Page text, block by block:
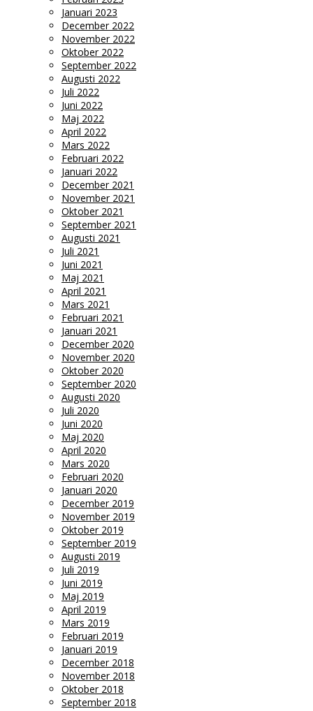
Januari 2023
December 2022
November 2022
Oktober 2022
September 2022
Augusti 2022
Juli 2022
Juni 2022
Maj 2022
April 2022
Mars 2022
Februari 2022
Januari 2022
December 2021
November 2021
Oktober 2021
September 2021
Augusti 2021
Juli 2021
Juni 2021
Maj 2021
April 2021
Mars 2021
Februari 2021
Januari 2021
December 2020
November 2020
Oktober 2020
September 2020
Augusti 2020
Juli 2020
Juni 2020
Maj 2020
April 2020
Mars 2020
Februari 2020
Januari 2020
December 2019
November 2019
Oktober 2019
September 2019
Augusti 2019
Juli 2019
Juni 2019
Maj 2019
April 2019
Mars 2019
Februari 2019
Januari 2019
December 2018
November 2018
Oktober 2018
September 2018